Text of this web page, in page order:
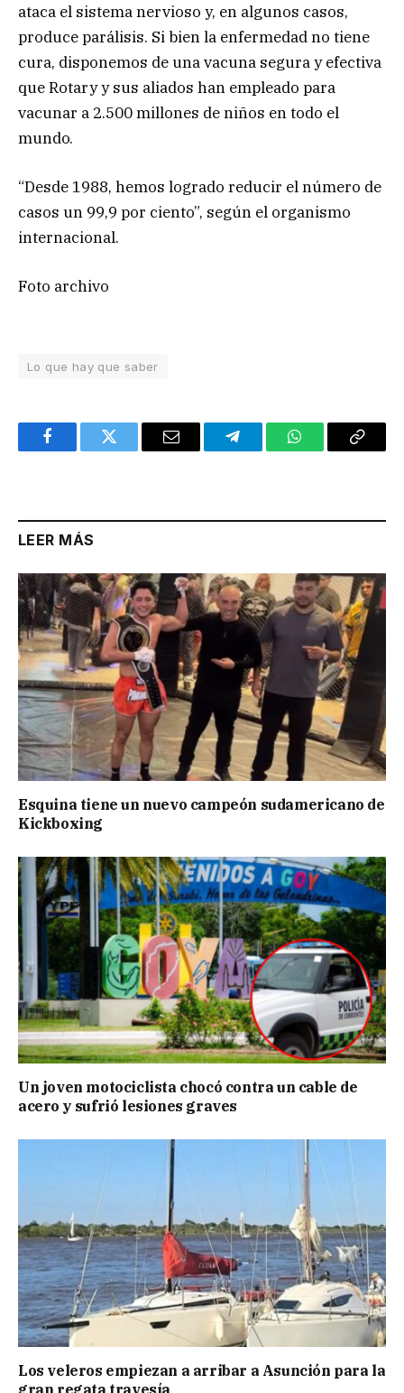
ataca el sistema nervioso y, en algunos casos,
produce parálisis. Si bien la enfermedad no tiene
cura, disponemos de una vacuna segura y efectiva
que Rotary y sus aliados han empleado para
vacunar a 2.500 millones de niños en todo el
mundo.
“Desde 1988, hemos logrado reducir el número de
casos un 99,9 por ciento”, según el organismo
internacional.
Foto archivo
Lo que hay que saber
FacebookTwitter Email TelegramWhatsAppCopy
LEER MÁS
Esquina tiene un nuevo campeón sudamericano de
Kickboxing
Un joven motociclista chocó contra un cable de
acero y sufrió lesiones graves
Los veleros empiezan a arribar a Asunción para la
gran regata travesía